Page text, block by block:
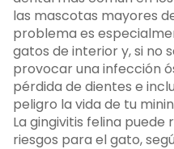
las mascotas mayores
problema es
gatos de interior y, si no
provocar una infección
pérdida de dientes e
peligro la vida de tu
La gingivitis felina
riesgos para el gato,